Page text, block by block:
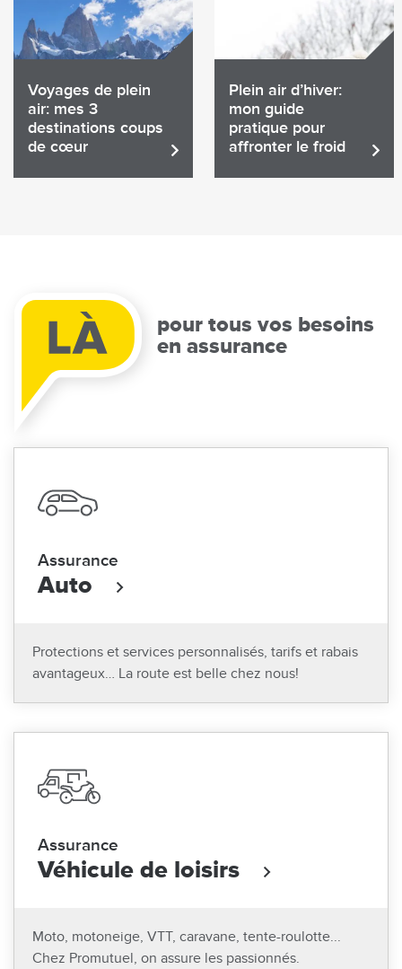
Voyages de plein
air: mes 3
destinations coups
de cœur
Plein air d’hiver:
mon guide
pratique pour
affronter le froid
Lire
pour tous vos besoins
en assurance
Assurance
Auto
Protections et services personnalisés, tarifs et rabais
avantageux… La route est belle chez nous!
Assurance
Véhicule de loisirs
Moto, motoneige, VTT, caravane, tente-roulotte...
Chez Promutuel, on assure les passionnés.